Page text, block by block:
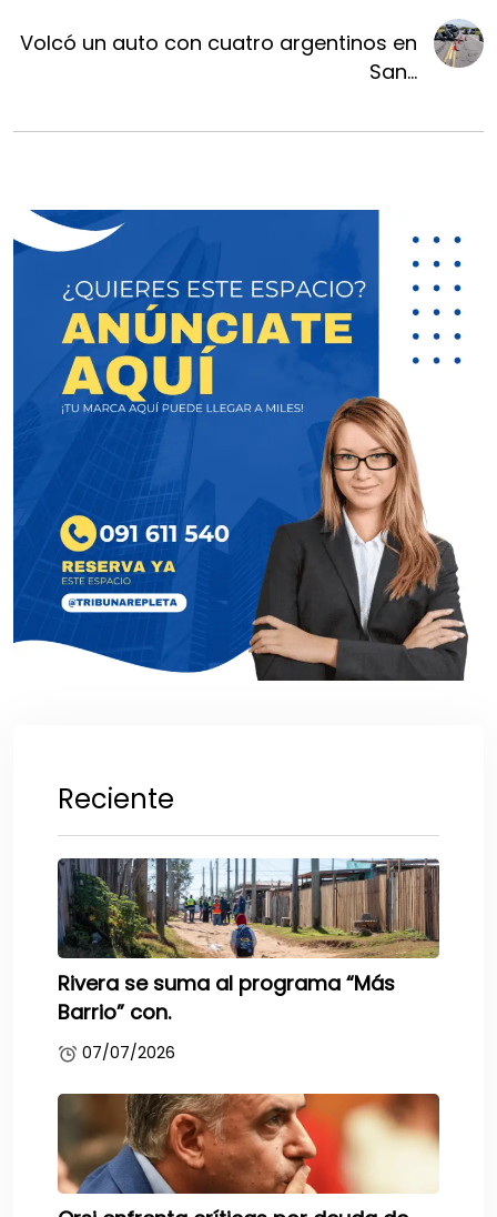
Volcó un auto con cuatro argentinos en
San...
Reciente
Rivera se suma al programa “Más
Barrio” con.
07/07/2026